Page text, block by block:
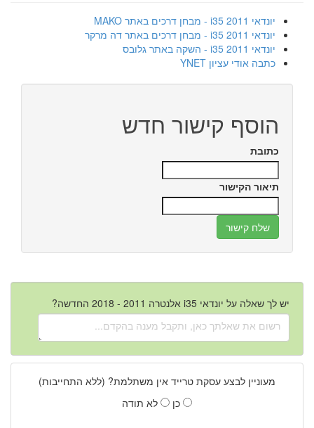
יונדאי i35 2011 - מבחן דרכים באתר MAKO
יונדאי i35 2011 - מבחן דרכים באתר דה מרקר
יונדאי i35 2011 - השקה באתר גלובס
כתבה אודי עציון YNET
הוסף קישור חדש
כתובת
תיאור הקישור
יש לך שאלה על יונדאי i35 אלנטרה 2011 - 2018 החדשה?
מעוניין לבצע עסקת טרייד אין משתלמת? (ללא התחייבות)
כן
לא תודה